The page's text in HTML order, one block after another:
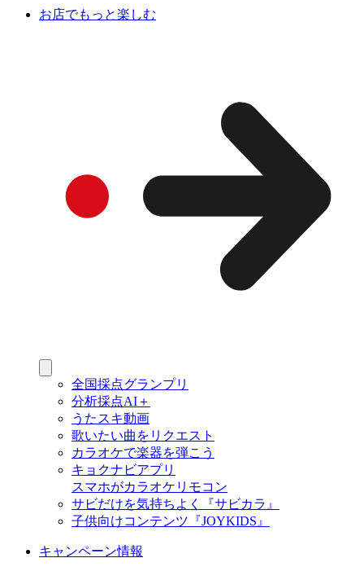
お店でもっと楽しむ
全国採点グランプリ
分析採点AI＋
うたスキ動画
歌いたい曲をリクエスト
カラオケで楽器を弾こう
キョクナビアプリ
スマホがカラオケリモコン
サビだけを気持ちよく『サビカラ』
子供向けコンテンツ『JOYKIDS』
キャンペーン情報